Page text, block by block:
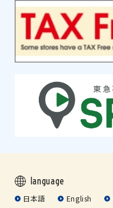
language
日本語 English